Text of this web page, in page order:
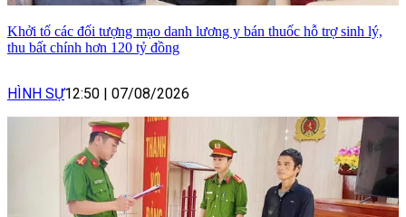
Khởi tố các đối tượng mạo danh lương y bán thuốc hỗ trợ sinh lý,
thu bất chính hơn 120 tỷ đồng
HÌNH SỰ12:50 | 07/08/2026